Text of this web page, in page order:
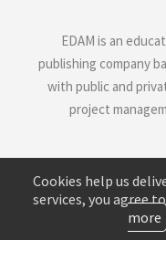
EDAM is an
publishing company
with public and
project
Cookies help us
services, you agree
more